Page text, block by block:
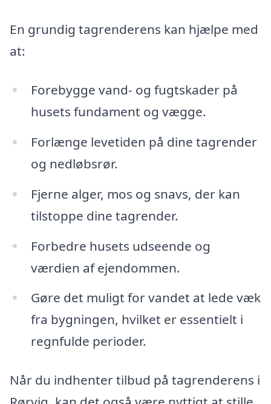
En grundig tagrenderens kan hjælpe med
at:
Forebygge vand- og fugtskader på
husets fundament og vægge.
Forlænge levetiden på dine tagrender
og nedløbsrør.
Fjerne alger, mos og snavs, der kan
tilstoppe dine tagrender.
Forbedre husets udseende og
værdien af ejendommen.
Gøre det muligt for vandet at lede væk
fra bygningen, hvilket er essentielt i
regnfulde perioder.
Når du indhenter tilbud på tagrenderens i